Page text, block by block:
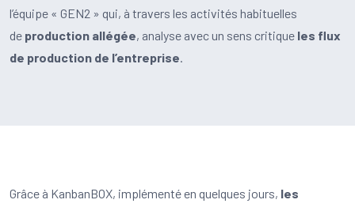
l’équipe « GEN2 » qui, à travers les activités habituelles
de production allégée, analyse avec un sens critique les flux
de production de l’entreprise.
Grâce à KanbanBOX, implémenté en quelques jours, les